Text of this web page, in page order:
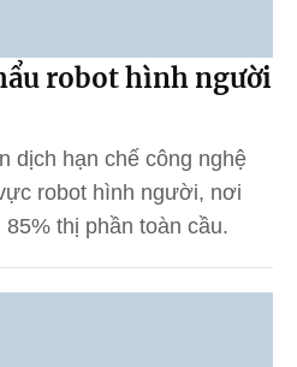
robot hình người
dịch hạn chế công nghệ
robot hình người, nơi
thị phần toàn cầu.